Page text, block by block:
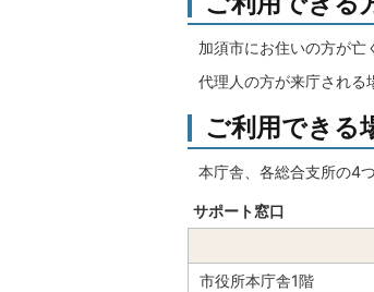
加須市にお住いの方が亡
代理人の方が来庁される
ご利用できる
本庁舎、各総合支所の4
サポート窓口
市役所本庁舎1階